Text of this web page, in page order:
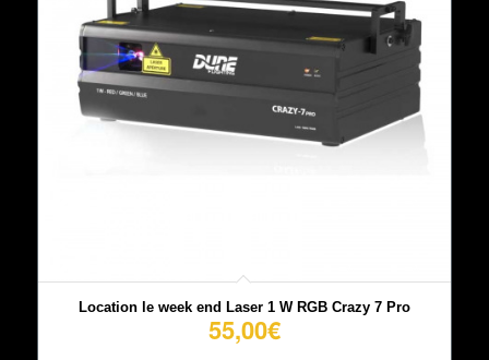
Location le week end Laser 1 W RGB Crazy 7 Pro
55,00€